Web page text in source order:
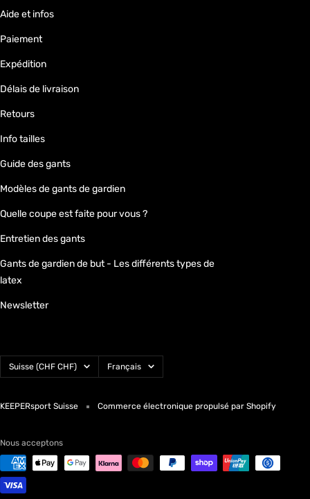
Aide et infos
Paiement
Expédition
Délais de livraison
Retours
Info tailles
Guide des gants
Modèles de gants de gardien
Quelle coupe est faite pour vous ?
Entretien des gants
Gants de gardien de but - Les différents types de
latex
Newsletter
Pays/région
Suisse (CHF CHF) Langue
Français
KEEPERsport Suisse Commerce électronique propulsé par Shopify
Nous acceptons